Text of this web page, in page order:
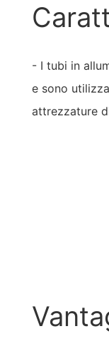
- I tubi in
e sono
attrezzature